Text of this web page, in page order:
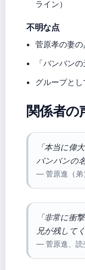
ライン）
不明な点
菅原孝の妻
「バンバン
グループと
関係者の
「本当に偉
バンバンの
— 菅原進（弟
「非常に衝
兄が残して
— 菅原進、読